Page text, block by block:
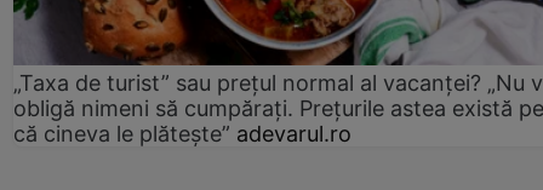
„Taxa de turist” sau prețul normal al vacanței? „Nu
obligă nimeni să cumpărați. Prețurile astea există
că cineva le plătește” adevarul.ro